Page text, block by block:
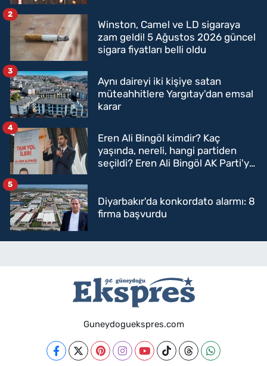
Winston, Camel ve LD sigaraya
zam geldi! 5 Ağustos 2026 güncel
sigara fiyatları belli oldu
2
Aynı daireyi iki kişiye satan
müteahhitlere Yargıtay'dan emsal
karar
3
Eren Ali Bingöl kimdir? Kaç
yaşında, nereli, hangi partiden
seçildi? Eren Ali Bingöl AK Parti'ye
4
Diyarbakır'da konkordato alarmı: 8
firma başvurdu
5
Guneydoguekspres.com